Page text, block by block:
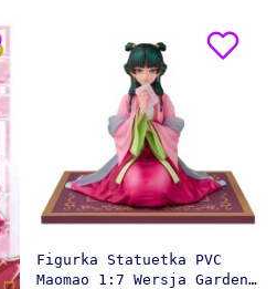
Figurka Statuetka PVC
Maomao 1:7 Wersja Garden